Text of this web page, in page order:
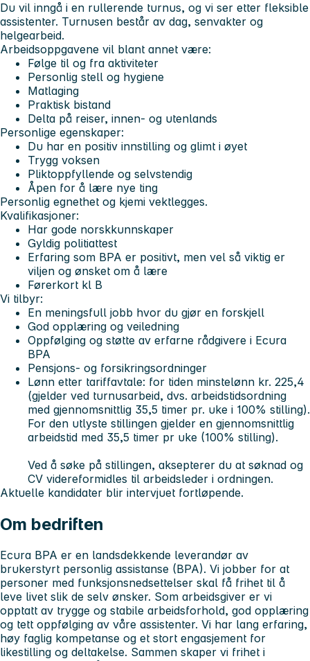
Du vil inngå i en rullerende turnus, og vi ser etter fleksible
assistenter. Turnusen består av dag, senvakter og
helgearbeid.
Arbeidsoppgavene vil blant annet være:
Følge til og fra aktiviteter
Personlig stell og hygiene
Matlaging
Praktisk bistand
Delta på reiser, innen- og utenlands
Personlige egenskaper:
Du har en positiv innstilling og glimt i øyet
Trygg voksen
Pliktoppfyllende og selvstendig
Åpen for å lære nye ting
Personlig egnethet og kjemi vektlegges.
Kvalifikasjoner:
Har gode norskkunnskaper
Gyldig politiattest
Erfaring som BPA er positivt, men vel så viktig er
viljen og ønsket om å lære
Førerkort kl B
Vi tilbyr:
En meningsfull jobb hvor du gjør en forskjell
God opplæring og veiledning
Oppfølging og støtte av erfarne rådgivere i Ecura
BPA
Pensjons- og forsikringsordninger
Lønn etter tariffavtale: for tiden minstelønn kr. 225,4
(gjelder ved turnusarbeid, dvs. arbeidstidsordning
med gjennomsnittlig 35,5 timer pr. uke i 100% stilling).
For den utlyste stillingen gjelder en gjennomsnittlig
arbeidstid med 35,5 timer pr uke (100% stilling).
Ved å søke på stillingen, aksepterer du at søknad og
CV videreformidles til arbeidsleder i ordningen.
Aktuelle kandidater blir intervjuet fortløpende.
Om bedriften
Ecura BPA er en landsdekkende leverandør av
brukerstyrt personlig assistanse (BPA). Vi jobber for at
personer med funksjonsnedsettelser skal få frihet til å
leve livet slik de selv ønsker. Som arbeidsgiver er vi
opptatt av trygge og stabile arbeidsforhold, god opplæring
og tett oppfølging av våre assistenter. Vi har lang erfaring,
høy faglig kompetanse og et stort engasjement for
likestilling og deltakelse. Sammen skaper vi frihet i